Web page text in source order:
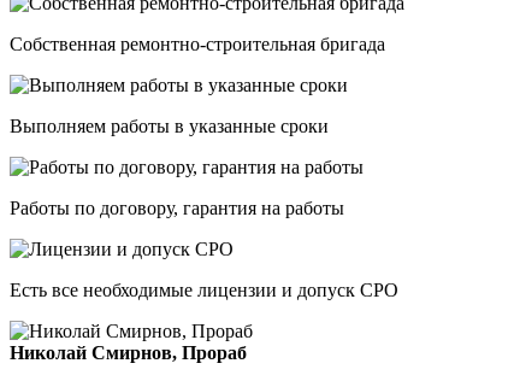
Собственная ремонтно-строительная бригада
Выполняем работы в указанные сроки
Работы по договору, гарантия на работы
Есть все необходимые лицензии и допуск СРО
Николай Смирнов, Прораб